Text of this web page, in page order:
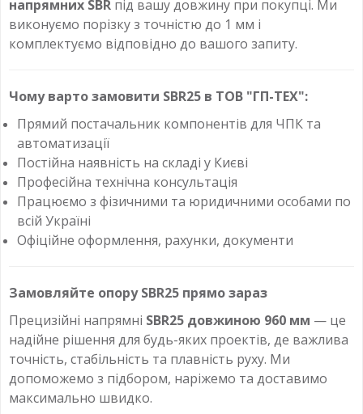
напрямних SBR під вашу довжину при покупці. Ми
виконуємо порізку з точністю до 1 мм і
комплектуємо відповідно до вашого запиту.
Чому варто замовити SBR25 в ТОВ "ГП-ТЕХ":
Прямий постачальник компонентів для ЧПК та
автоматизації
Постійна наявність на складі у Києві
Професійна технічна консультація
Працюємо з фізичними та юридичними особами по
всій Україні
Офіційне оформлення, рахунки, документи
Замовляйте опору SBR25 прямо зараз
Прецизійні напрямні SBR25 довжиною 960 мм — це
надійне рішення для будь-яких проектів, де важлива
точність, стабільність та плавність руху. Ми
допоможемо з підбором, наріжемо та доставимо
максимально швидко.